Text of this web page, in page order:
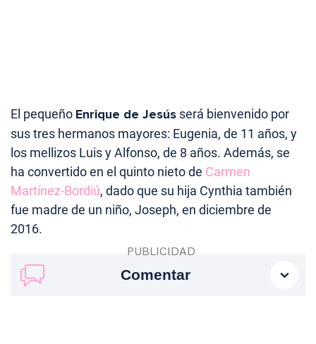
El pequeño Enrique de Jesús será bienvenido por
sus tres hermanos mayores: Eugenia, de 11 años, y
los mellizos Luis y Alfonso, de 8 años. Además, se
ha convertido en el quinto nieto de Carmen
Martínez-Bordiú, dado que su hija Cynthia también
fue madre de un niño, Joseph, en diciembre de
2016.
Comentar